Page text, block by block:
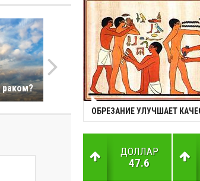
ОБРЕЗАНИЕ УЛУЧШАЕТ
ДОЛЛАР
47.6